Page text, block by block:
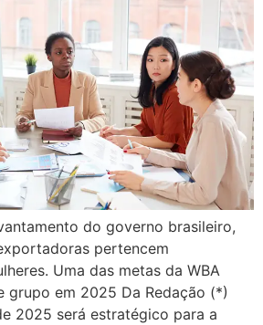
do governo brasileiro,
pertencem
Uma das metas da WBA
grupo em 2025 Da Redação (*)
2025 será estratégico para a